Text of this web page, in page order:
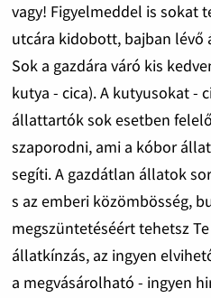
vagy! Figyelmeddel is sokat
utcára kidobott, bajban lévő
Sok a gazdára váró kis
kutya - cica). A kutyusokat -
állattartók sok esetben
szaporodni, ami a kóbor
segíti. A gazdátlan állatok
s az emberi közömbösség,
megszüntetéséért tehetsz
állatkínzás, az ingyen
a megvásárolható - ingyen